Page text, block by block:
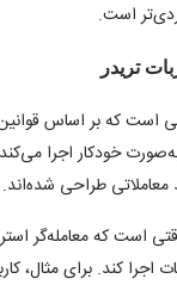
است.
تریدر
است که بر اساس
خودکار اجرا
طراحی شده‌اند.
وقتی است که
کند. برای مثال،